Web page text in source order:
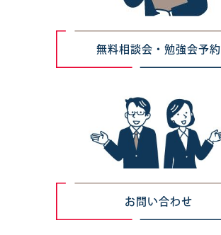
無料相談会・勉強会予約
お問い合わせ